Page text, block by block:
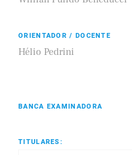
ORIENTADOR / DOCENTE
Hélio Pedrini
BANCA EXAMINADORA
TITULARES: